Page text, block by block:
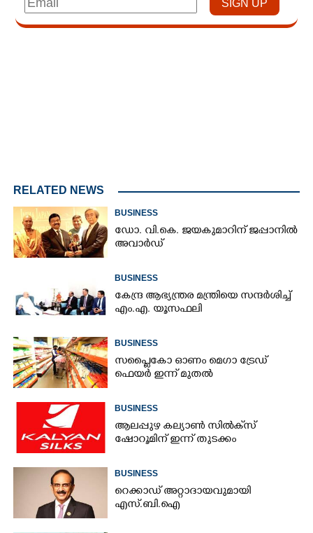
RELATED NEWS
BUSINESS
ഡോ. വി.കെ. ജയകുമാറിന് ജപ്പാനിൽ
അവാർഡ്
BUSINESS
കേന്ദ്ര ആഭ്യന്ത്രര മന്ത്രിയെ സന്ദർശിച്ച്
എം.എ. യൂസഫലി
BUSINESS
സപ്ലൈകോ ഓണം മെഗാ ട്രേഡ്
ഫെയർ ഇന്ന് മുതൽ
BUSINESS
ആലപ്പുഴ കല്യാൺ സിൽക്‌സ്
ഷോറൂമിന് ഇന്ന് തുടക്കം
BUSINESS
റെക്കാഡ് അറ്റാദായവുമായി
എസ്.ബി.ഐ